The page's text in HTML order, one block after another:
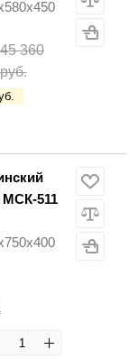
45 360
руб.
МСК-511